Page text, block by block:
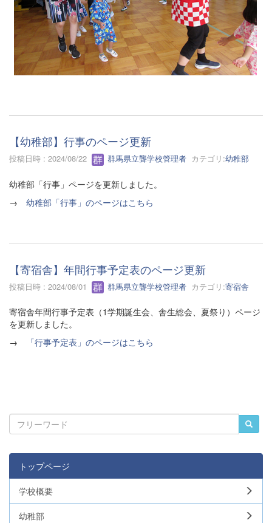
【幼稚部】行事のページ更新
投稿日時 : 2024/08/22 群馬県立聾学校管理者 カテゴリ:幼稚部
幼稚部「行事」ページを更新しました。
→ 幼稚部「行事」のページはこちら
【寄宿舎】年間行事予定表のページ更新
投稿日時 : 2024/08/01 群馬県立聾学校管理者 カテゴリ:寄宿舎
寄宿舎年間行事予定表（1学期誕生会、舎生総会、夏祭り）ページ
を更新しました。
→
「行事予定表」のページはこちら
トップページ
学校概要
幼稚部